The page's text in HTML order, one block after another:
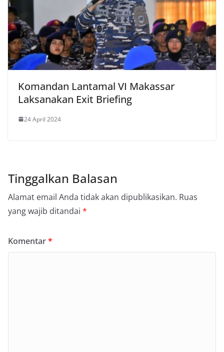
Komandan Lantamal VI Makassar
Laksanakan Exit Briefing
24 April 2024
Tinggalkan Balasan
Alamat email Anda tidak akan dipublikasikan. Ruas
yang wajib ditandai *
Komentar*